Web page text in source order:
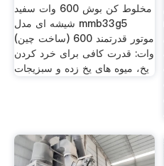
مخلوط کن بوش 600 وات سفید
شیشه ای مدل mmb33g5
(ساخت چین) موتور قدرتمند 600
وات: قدرت کافی برای خرد کردن
یخ، میوه های یخ زده و سبزیجات